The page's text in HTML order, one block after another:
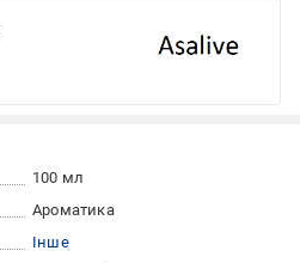
100 мл
Ароматика
Інше